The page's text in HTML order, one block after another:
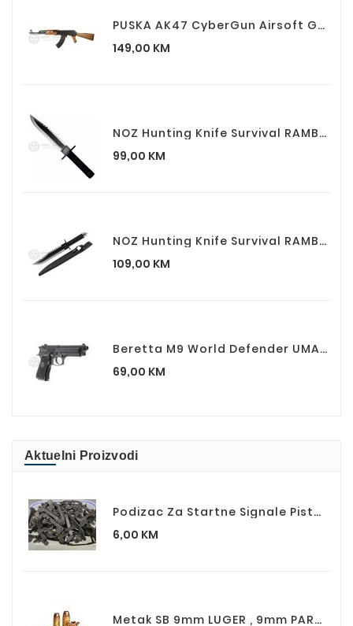
PUSKA AK47 CyberGun Airsoft Gun AK 47 Kalashnikov
149,00 KMCijena
NOZ Hunting Knife Survival RAMBO I First Blood Part I
99,00 KMCijena
NOZ Hunting Knife Survival RAMBO II First Blood Part II
109,00 KMCijena
Beretta M9 World Defender UMAREX Airsoft Spring Pistolj
69,00 KMCijena
Aktuelni Proizvodi
Podizac Za Startne Signale Pistolje D034
6,00 KMCijena
Metak SB 9mm LUGER , 9mm PARA , 9×19 XRG D 6.5g 100grs.